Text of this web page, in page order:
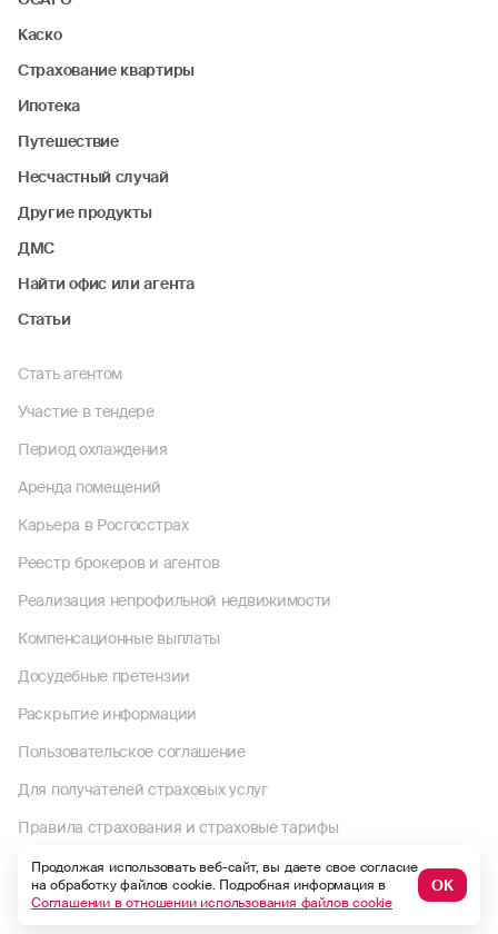
Каско
Страхование квартиры
Ипотека
Путешествие
Несчастный случай
Другие продукты
ДМС
Найти офис или агента
Статьи
Стать агентом
Участие в тендере
Период охлаждения
Аренда помещений
Карьера в Росгосстрах
Реестр брокеров и агентов
Реализация непрофильной недвижимости
Компенсационные выплаты
Досудебные претензии
Раскрытие информации
Пользовательское соглашение
Для получателей страховых услуг
Правила страхования и страховые тарифы
Политика в отношении обработки персональных данных
Комплектность документов по страховому случаю по ОСАГО
Продолжая использовать веб-сайт, вы даете свое согласие
на обработку файлов cookie. Подробная информация в
Соглашении в отношении использования файлов cookie
ОК